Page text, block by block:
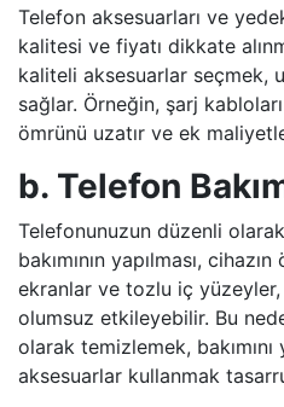
Telefon aksesuarları ve
kalitesi ve fiyatı dikkate
kaliteli aksesuarlar seçmek,
sağlar. Örneğin, şarj
ömrünü uzatır ve ek
b. Telefon
Telefonunuzun düzenli
bakımının yapılması,
ekranlar ve tozlu iç yüzeyler,
olumsuz etkileyebilir. Bu
olarak temizlemek,
aksesuarlar kullanmak